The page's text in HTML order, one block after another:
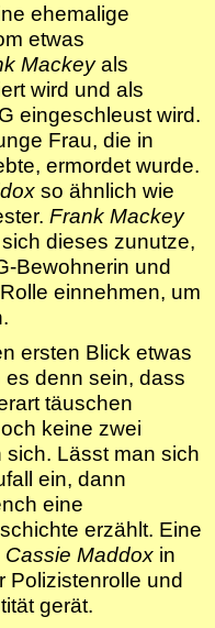
ehemalige
etwas
Mackeyals
wird und als
eingeschleust wird.
Frau, die in
ermordet wurde.
so ähnlich wie
Frank Mackey
dieses zunutze,
Bewohnerin und
einnehmen, um
ersten Blick etwas
denn sein, dass
täuschen
keine zwei
Lässt man sich
ein, dann
eine
erzählt. Eine
Cassie Maddox in
Polizistenrolle und
gerät.